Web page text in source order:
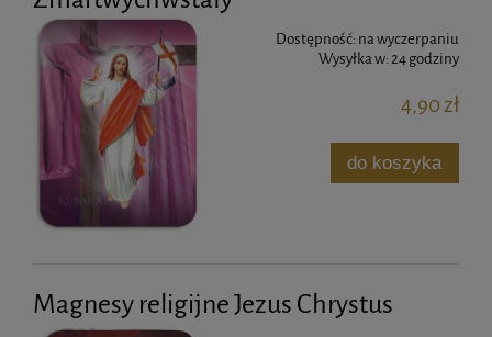
Dostępność: na wyczerpaniu
Wysyłka w:24 godziny
4,90 zł
do koszyka
Magnesy religijne Jezus Chrystus